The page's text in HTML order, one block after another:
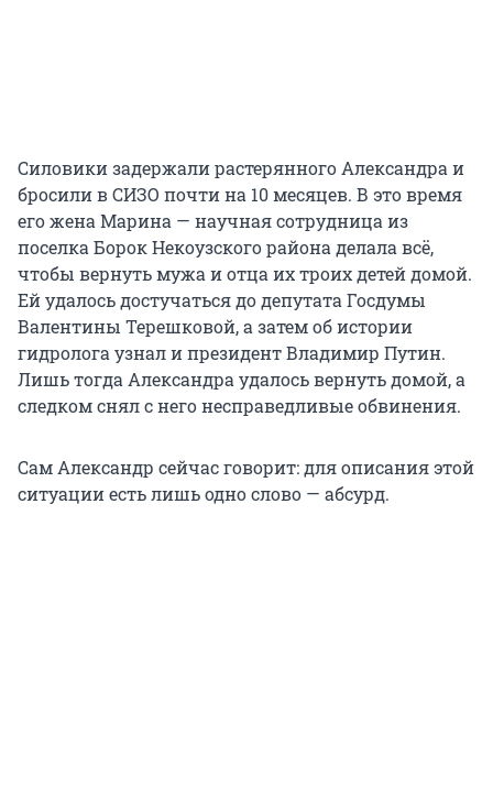
Силовики задержали растерянного Александра и
бросили в СИЗО почти на 10 месяцев. В это время
его жена Марина — научная сотрудница из
поселка Борок Некоузского района делала всё,
чтобы вернуть мужа и отца их троих детей домой.
Ей удалось достучаться до депутата Госдумы
Валентины Терешковой, а затем об истории
гидролога узнал и президент Владимир Путин.
Лишь тогда Александра удалось вернуть домой, а
следком снял с него несправедливые обвинения.
Сам Александр сейчас говорит: для описания этой
ситуации есть лишь одно слово — абсурд.